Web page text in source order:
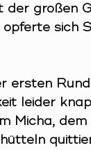
der großen
sich
ersten
leider
Micha, dem